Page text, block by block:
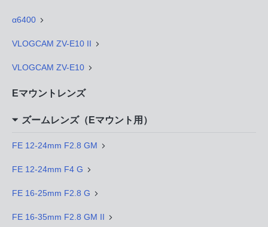
α6400
VLOGCAM ZV-E10 II
VLOGCAM ZV-E10
Eマウントレンズ
ズームレンズ（Eマウント用）
FE 12-24mm F2.8 GM
FE 12-24mm F4 G
FE 16-25mm F2.8 G
FE 16-35mm F2.8 GM II